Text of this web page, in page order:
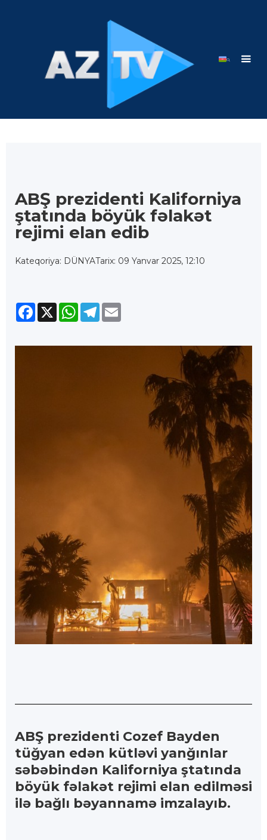
ABŞ prezidenti Kaliforniya
ştatında böyük fəlakət
rejimi elan edib
Kateqoriya: DÜNYATarix: 09 Yanvar 2025, 12:10
Facebook
X WhatsApp
Telegram
ABŞ prezidenti Cozef Bayden
tüğyan edən kütləvi yanğınlar
səbəbindən Kaliforniya ştatında
böyük fəlakət rejimi elan edilməsi
ilə bağlı bəyannamə imzalayıb.